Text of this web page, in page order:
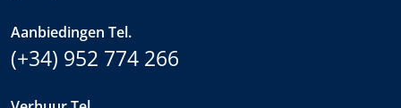
Aanbiedingen Tel.
(+34) 952 774 266